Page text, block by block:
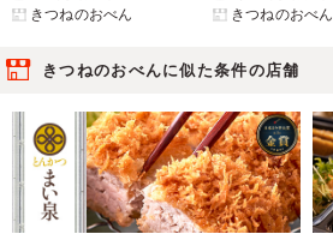
きつねのおべん きつねのおべん
きつねのおべんに似た条件の店舗